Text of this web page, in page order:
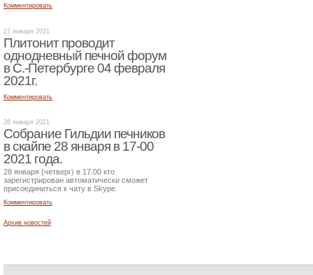
Комментировать
27 января 2021
Плитонит проводит
однодневный печной форум
в С.-Петербурге 04 февраля
2021г.
Комментировать
26 января 2021
Собрание Гильдии печников
в скайпе 28 января в 17-00
2021 года.
28 января (четверг) в 17.00 кто
зарегистрирован автоматически сможет
присоединиться к чату в Skype.
Комментировать
Архив новостей